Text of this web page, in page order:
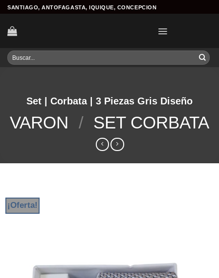
Skip
content
SANTIAGO, ANTOFAGASTA, IQUIQUE, CONCEPCION
Buscar
por:
Set | Corbata | 3 Piezas Gris Diseño
VARON / SET CORBATA
¡Oferta!